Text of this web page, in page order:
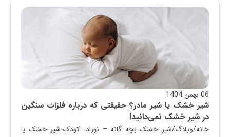
06 بهمن 1404
شیر خشک یا شیر مادر؟ حقیقتی که درباره فلزات سنگین
در شیر خشک نمی‌دانید!
خانه/وبلاگ/شیر خشک بچه گانه – نوزاد- کودک-شیر خشک یا